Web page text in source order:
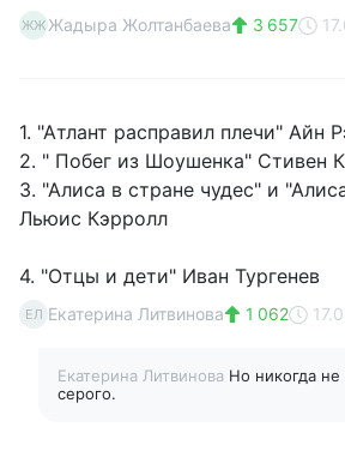
ЖЖ Жадыра Жолтанбаева 3 657
1. "Атлант расправил плечи" Айн
2. " Побег из Шоушенка" Стивен
3. "Алиса в стране чудес" и
Льюис Кэрролл
4. "Отцы и дети" Иван Тургенев
ЕЛ Екатерина Литвинова 1 062
Екатерина Литвинова Но никогда не
серого.